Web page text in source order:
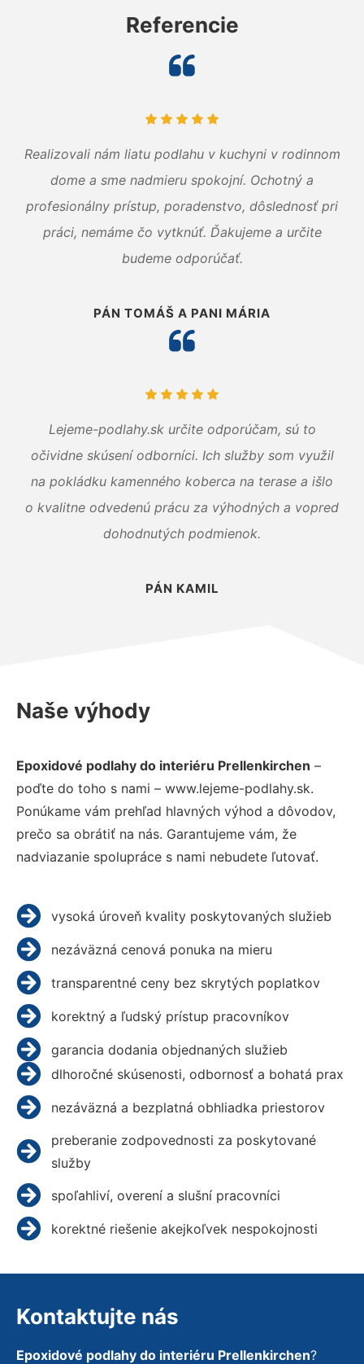
Referencie
Realizovali nám liatu podlahu v kuchyni v rodinnom
dome a sme nadmieru spokojní. Ochotný a
profesionálny prístup, poradenstvo, dôslednosť pri
práci, nemáme čo vytknúť. Ďakujeme a určite
budeme odporúčať.
PÁN TOMÁŠ A PANI MÁRIA
Lejeme-podlahy.sk určite odporúčam, sú to
očividne skúsení odborníci. Ich služby som využil
na pokládku kamenného koberca na terase a išlo
o kvalitne odvedenú prácu za výhodných a vopred
dohodnutých podmienok.
PÁN KAMIL
Naše výhody
Epoxidové podlahy do interiéru Prellenkirchen –
poďte do toho s nami – www.lejeme-podlahy.sk.
Ponúkame vám prehľad hlavných výhod a dôvodov,
prečo sa obrátiť na nás. Garantujeme vám, že
nadviazanie spolupráce s nami nebudete ľutovať.
vysoká úroveň kvality poskytovaných služieb
nezáväzná cenová ponuka na mieru
transparentné ceny bez skrytých poplatkov
korektný a ľudský prístup pracovníkov
garancia dodania objednaných služieb
dlhoročné skúsenosti, odbornosť a bohatá prax
nezáväzná a bezplatná obhliadka priestorov
preberanie zodpovednosti za poskytované
služby
spoľahliví, overení a slušní pracovníci
korektné riešenie akejkoľvek nespokojnosti
Kontaktujte nás
Epoxidové podlahy do interiéru Prellenkirchen?